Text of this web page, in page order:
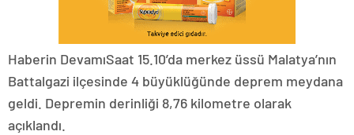
Haberin DevamıSaat 15.10’da merkez üssü Malatya’nın
Battalgazi ilçesinde 4 büyüklüğünde deprem meydana
geldi. Depremin derinliği 8,76 kilometre olarak
açıklandı.